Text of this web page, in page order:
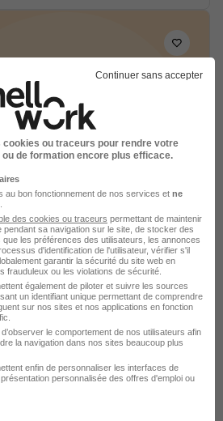
Jardinier
il y a 12 jours
- Creation H/F
Intérim 13,50 - 14 € / heure
Continuer sans accepter
cookies ou traceurs pour rendre votre
ou de formation encore plus efficace.
bon fonctionnement de nos services et ne
des cookies ou traceurs permettant de maintenir
pendant sa navigation sur le site, de stocker des
les préférences des utilisateurs, les annonces
d'identification de l'utilisateur, vérifier s'il
garantir la sécurité du site web en
frauduleux ou les violations de sécurité.
également de piloter et suivre les sources
un identifiant unique permettant de comprendre
sur nos sites et nos applications en fonction
le comportement de nos utilisateurs afin
la navigation dans nos sites beaucoup plus
enfin de personnaliser les interfaces de
personnalisée des offres d'emploi ou